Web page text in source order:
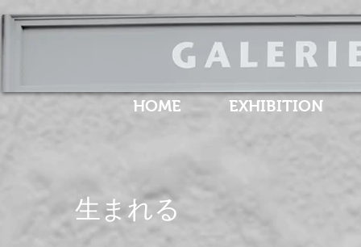
HOME EXHIBITION
​生まれる